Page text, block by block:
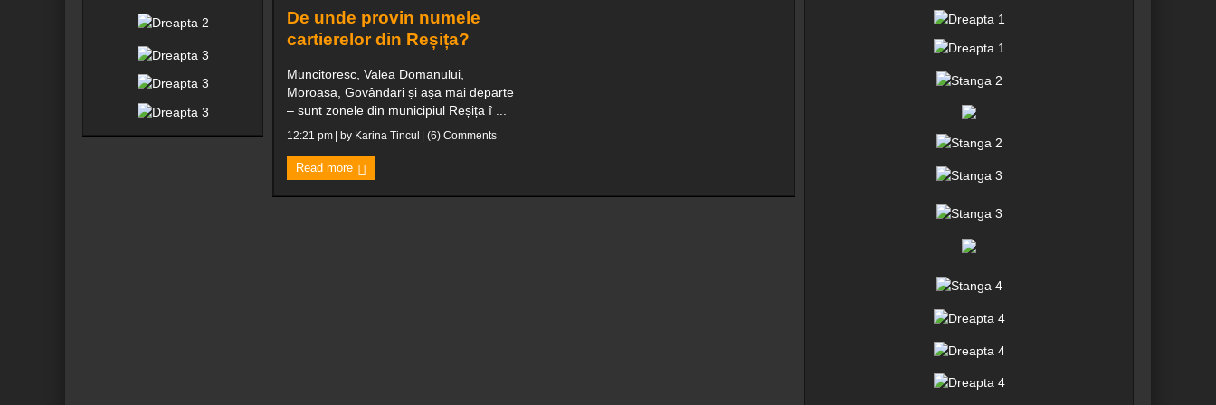
De unde provin numele
cartierelor din Reșița?
Muncitoresc, Valea Domanului,
Moroasa, Govândari și așa mai departe
– sunt zonele din municipiul Reșița î ...
12:21 pm | by Karina Tincul (6) Comments
Read more